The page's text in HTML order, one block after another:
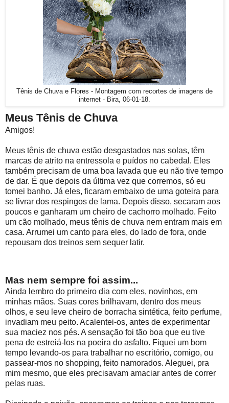
Tênis de Chuva e Flores - Montagem com recortes de imagens de
internet - Bira, 06-01-18.
Meus Tênis de Chuva
Amigos!
Meus tênis de chuva estão desgastados nas solas, têm
marcas de atrito na entressola e puídos no cabedal. Eles
também precisam de uma boa lavada que eu não tive tempo
de dar. É que depois da última vez que corremos, só eu
tomei banho. Já eles, ficaram embaixo de uma goteira para
se livrar dos respingos de lama. Depois disso, secaram aos
poucos e ganharam um cheiro de cachorro molhado. Feito
um cão molhado, meus tênis de chuva nem entram mais em
casa. Arrumei um canto para eles, do lado de fora, onde
repousam dos treinos sem sequer latir.
Mas nem sempre foi assim...
Ainda lembro do primeiro dia com eles, novinhos, em
minhas mãos. Suas cores brilhavam, dentro dos meus
olhos, e seu leve cheiro de borracha sintética, feito perfume,
invadiam meu peito. Acalentei-os, antes de experimentar
sua maciez nos pés. A sensação foi tão boa que eu tive
pena de estreiá-los na poeira do asfalto. Fiquei um bom
tempo levando-os para trabalhar no escritório, comigo, ou
passear-mos no shopping, feito namorados. Aleguei, pra
mim mesmo, que eles precisavam amaciar antes de correr
pelas ruas.